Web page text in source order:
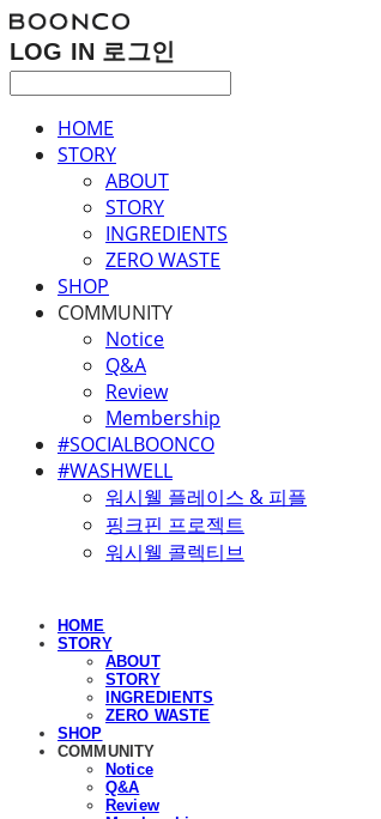
LOG IN 로그인
HOME
STORY
ABOUT
STORY
INGREDIENTS
ZERO WASTE
SHOP
COMMUNITY
Notice
Q&A
Review
Membership
#SOCIALBOONCO
#WASHWELL
워시웰 플레이스 & 피플
핑크핀 프로젝트
워시웰 콜렉티브
HOME
STORY
ABOUT
STORY
INGREDIENTS
ZERO WASTE
SHOP
COMMUNITY
Notice
Q&A
Review